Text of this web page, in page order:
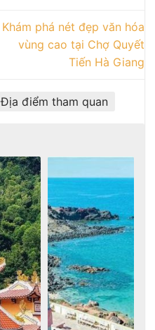
Khám phá nét đẹp văn hóa
vùng cao tại Chợ Quyết
Tiến Hà Giang
Địa điểm tham quan